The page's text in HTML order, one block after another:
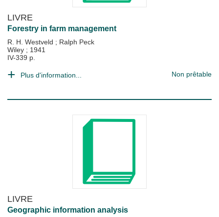
LIVRE
Forestry in farm management
R. H. Westveld ; Ralph Peck
Wiley ; 1941
IV-339 p.
Plus d'information... Non prêtable
LIVRE
Geographic information analysis